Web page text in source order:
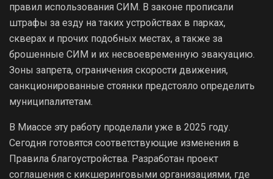
правил использования СИМ. В законе прописали
штрафы за езду на таких устройствах в парках,
скверах и прочих подобных местах, а также за
брошенные СИМ и их несвоевременную эвакуацию.
Зоны запрета, ограничения скорости движения,
санкционированные стоянки предстояло определить
муниципалитетам.
В Миассе эту работу проделали уже в 2025 году.
Сегодня готовятся соответствующие изменения в
Правила благоустройства. Разработан проект
соглашения с кикшеринговыми организациями, где